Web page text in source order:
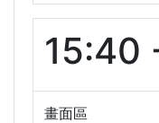
15:40
畫面區